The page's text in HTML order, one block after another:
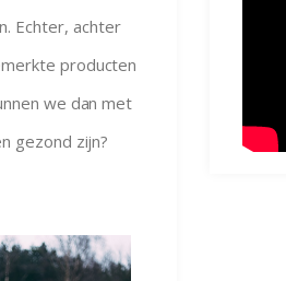
Echter, achter
producten
we dan met
gezond zijn?